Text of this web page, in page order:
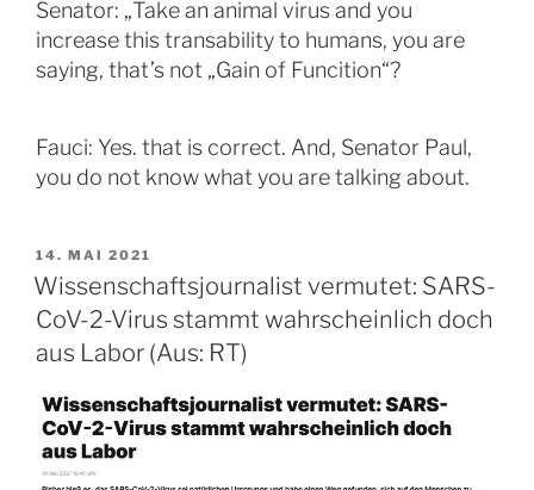
Senator: „Take an animal virus and you
increase this transability to humans, you are
saying, that’s not „Gain of Funcition“?
Fauci: Yes. that is correct. And, Senator Paul,
you do not know what you are talking about.
VERÖFFENTLICHT
AM
14. MAI 2021
Wissenschaftsjournalist vermutet: SARS-
CoV-2-Virus stammt wahrscheinlich doch
aus Labor (Aus: RT)